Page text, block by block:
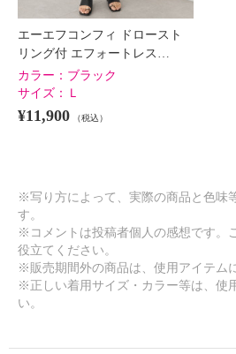
エーエフコンフィ ドロースト
リング付 エフォートレス…
カラー： ブラック
サイズ：
Ｌ
¥11,900 （税込）
※写り方によって、実際の商品と色味
す。
※コメントは投稿者個人の感想です。
役立てください。
※販売期間外の商品は、使用アイテム
※正しい着用サイズ・カラー等は、使
い。